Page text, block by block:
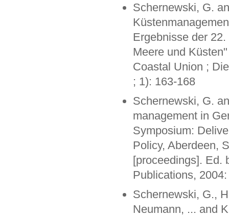
Schernewski, G.
Ergebnisse der
Meere und
Coastal Union ;
; 1): 163-168
Schernewski, G.
management in
Symposium:
Policy, Aberdeen,
[proceedings]. Ed.
Publications,
Schernewski, G.,
Neumann, ... and